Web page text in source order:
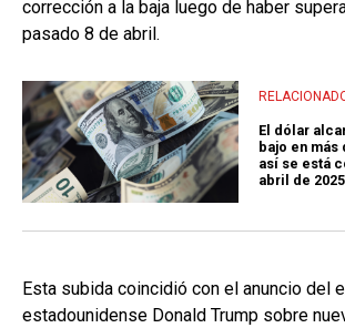
corrección a la baja luego de haber
pasado 8 de abril.
El dólar
bajo en más
así se está
abril de 2025
Esta subida coincidió con el anuncio del
estadounidense Donald Trump sobre